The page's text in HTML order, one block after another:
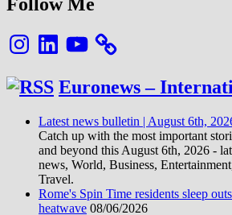
InstagramLinkedInYouTube
Euronews –
Latest news bulletin | August 6th,
Catch up with the most important
and beyond this August 6th, 2026 -
news, World, Business,
Travel.
Rome's Spin Time residents sleep
heatwave 08/06/2026